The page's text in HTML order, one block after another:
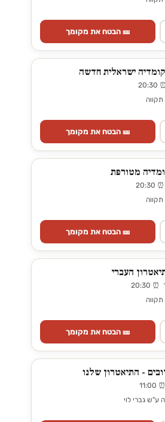
🎫 הבטח את מקומך
ישראלית חדשה
🎫 הבטח את מקומך
מטורפת
🎫 הבטח את מקומך
העברי
🎫 הבטח את מקומך
- התיאטרון שלנו
ע"ש גברי לוי